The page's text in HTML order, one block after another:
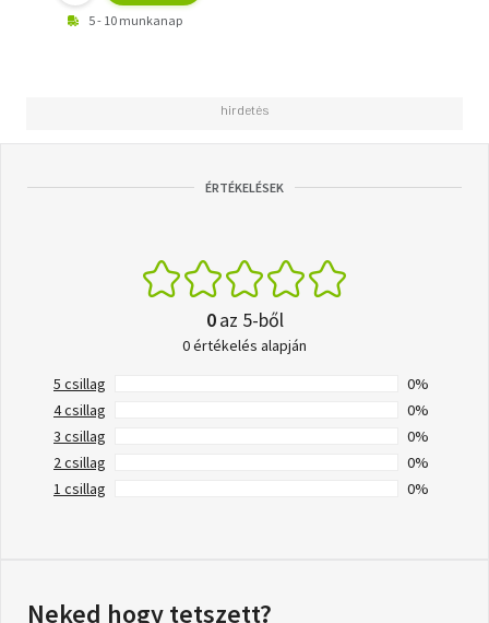
5 - 10 munkanap
ÉRTÉKELÉSEK
0az 5-ből
0 értékelés alapján
5 csillag
0%
4 csillag
0%
3 csillag
0%
2 csillag
0%
1 csillag
0%
Neked hogy tetszett?